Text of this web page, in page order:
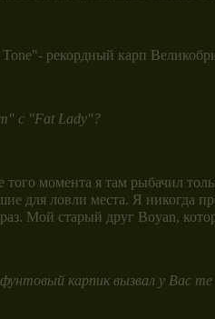
рекордный карп
с "Fat Lady"?
момента я там рыбачил
для ловли места. Я никогда
Мой старый друг Boyan,
карпик вызвал у Вас